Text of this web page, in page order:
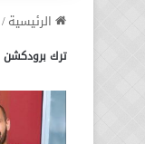
الرئيسية/
ترك برودكشن